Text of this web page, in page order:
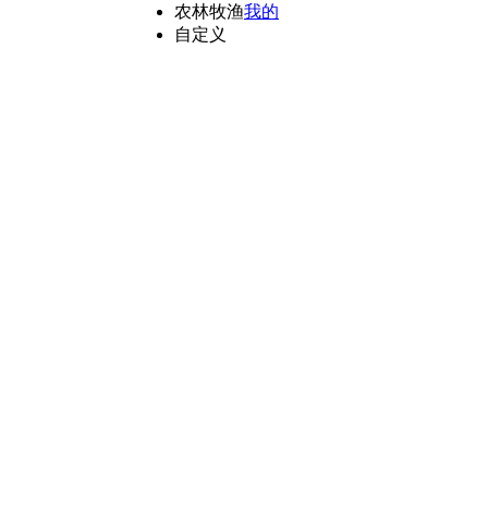
农林牧渔
自定义
我的